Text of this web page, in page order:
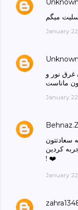
Unknown
میگم
January
Unknown
غرق نور و
January
سعادتتون
كردين
! ❤️
January